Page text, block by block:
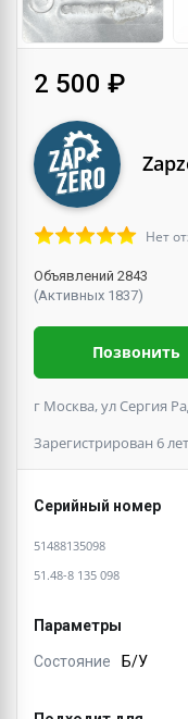
2 500 ₽
Нет
Объявлений 2843
(Активных 1837)
Позвонить
г Москва, ул Сергия
Зарегистрирован 6
Серийный номер
51488135098
51.48-8 135 098
Параметры
Состояние Б/У